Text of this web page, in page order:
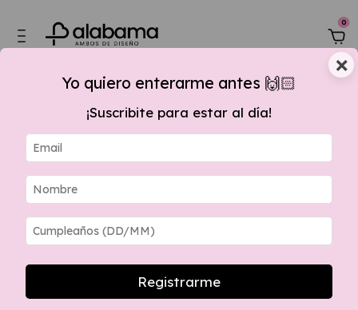
0
15 % OFF por transferencia + envios GRATIS apartir $280.000 a
×
Yo quiero enterarme antes 🙌🏻
¡Suscribite para estar al día!
Registrarme